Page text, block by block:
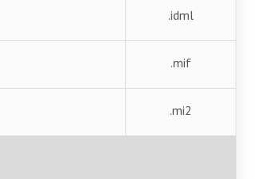
.idml
.mif
.mi2